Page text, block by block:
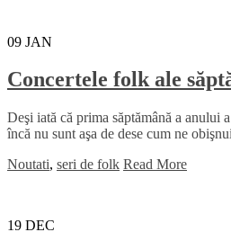
09 JAN
Concertele folk ale
Deşi iată că prima săptămână a anului
încă nu sunt aşa de dese cum ne
Noutati, seri de folk Read More
19 DEC